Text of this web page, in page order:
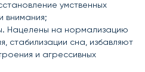
умственных
внимания;
Нацелены на нормализацию
стабилизации сна, избавляют
и агрессивных